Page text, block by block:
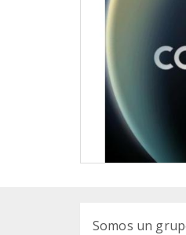
Somos un